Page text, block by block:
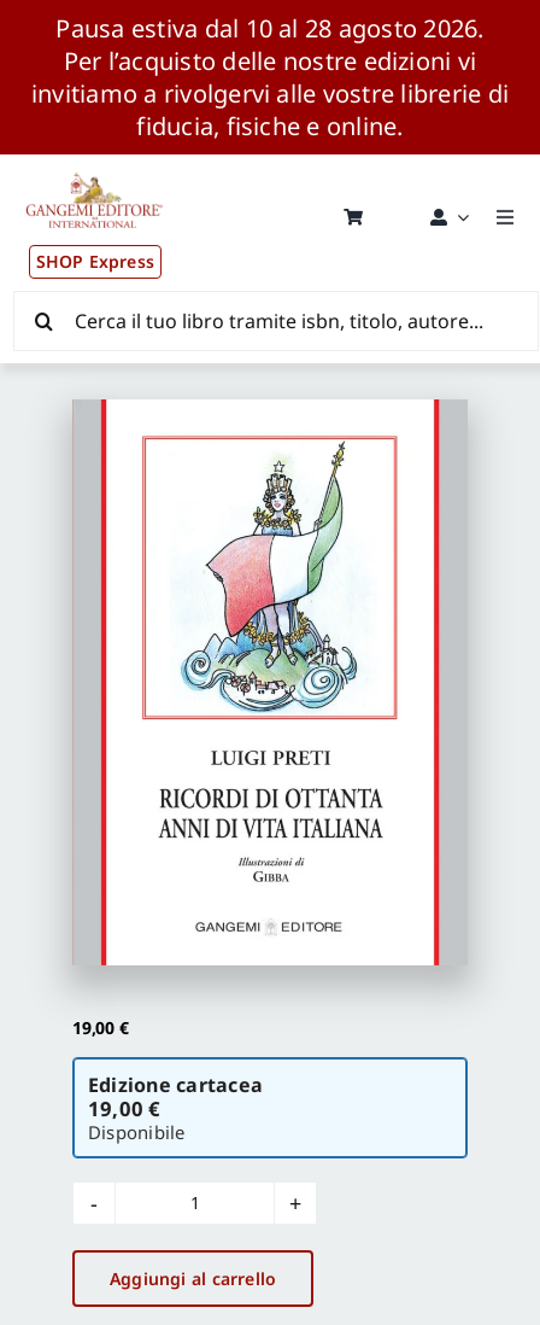
Pausa estiva dal 10 al 28 agosto 2026.
Per l’acquisto delle nostre edizioni vi
invitiamo a rivolgervi alle vostre librerie di
fiducia, fisiche e online.
contenuto
SHOP Express
Pubblicazioni
News ed Eventi
Distribuzione Wolrdwide
CONSIP / MEPA / ANVUR / CINECA
Proposte di pubblicazione
Gangemi Editore
per:
19,00 €
Scegli
versione
Edizione cartacea
19,00 €
Disponibile
Ricordi
di
ottanta
anni
Aggiungi al carrello